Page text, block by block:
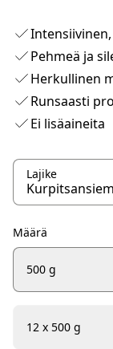
Pehmeä ja
Herkullinen
Runsaasti
Ei lisäaineita
Lajike
Määrä
500 g
12 x 500 g